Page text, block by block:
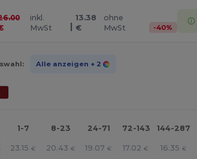
inkl.
MwSt
|
13.38
€
ohne
MwSt
-40%
Alle anzeigen + 2
1-7 8-23 24-71 72-143 144-287
23.15 € 20.43 € 19.07 € 17.02 € 16.35 €